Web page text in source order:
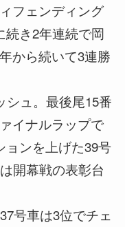
フェンディング
続き2年連続で岡
から続いて3連勝
シュ。最後尾15番
イナルラップで
ョンを上げた39号
開幕戦の表彰台
号車は3位でチェ